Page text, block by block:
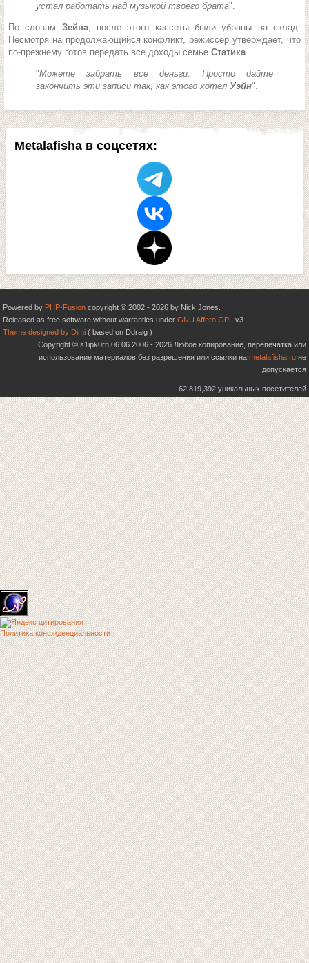
Metalafisha в соцсетях:
устал работать над музыкой твоего брата".
По словам Зейна, после этого кассеты были убраны на склад.
Несмотря на продолжающийся конфликт, режиссер утверждает, что
по-прежнему готов передать все доходы семье Статика.
"Можете забрать все деньги. Просто дайте
закончить эти записи так, как этого хотел Уэйн".
Powered by PHP-Fusion copyright © 2002 - 2026 by Nick Jones.
Released as free software without warranties under GNU Affero GPL v3.
Theme designed by Dimi ( based on Ddraig )
Copyright © s1ipk0rn 06.06.2006 - 2026 Любое копирование, перепечатка или
использование материалов без разрешения или ссылки на metalafisha.ru не
допускается
62,819,392 уникальных посетителей
Политика конфиденциальности